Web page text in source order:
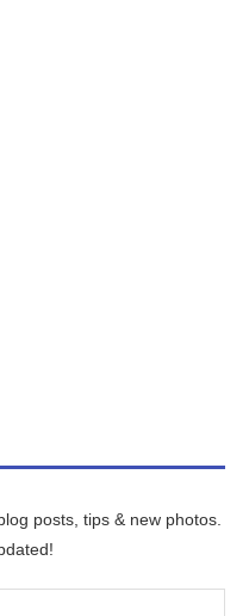
posts, tips & new photos.